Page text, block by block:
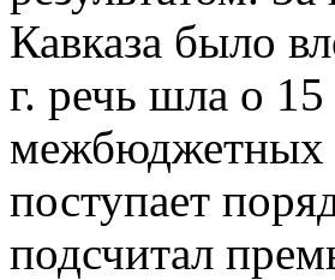
Кавказа было
г. речь шла о
межбюджетных
поступает
подсчитал